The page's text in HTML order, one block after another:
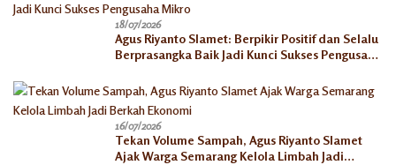
18/07/2026
Agus Riyanto Slamet: Berpikir Positif dan Selalu
Berprasangka Baik Jadi Kunci Sukses Pengusaha
16/07/2026
Tekan Volume Sampah, Agus Riyanto Slamet
Ajak Warga Semarang Kelola Limbah Jadi